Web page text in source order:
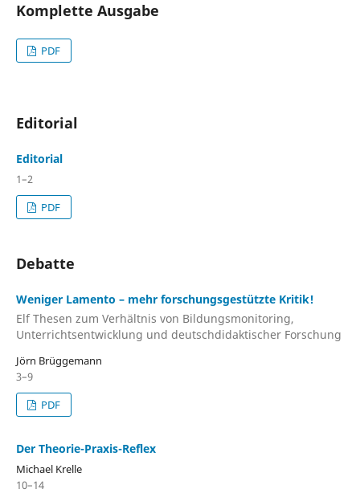
Komplette Ausgabe
PDF
Editorial
Editorial
1–2
PDF
Debatte
Weniger Lamento – mehr forschungsgestützte Kritik!
Elf Thesen zum Verhältnis von Bildungsmonitoring,
Unterrichtsentwicklung und deutschdidaktischer Forschung
Jörn Brüggemann
3–9
PDF
Der Theorie-Praxis-Reflex
Michael Krelle
10–14